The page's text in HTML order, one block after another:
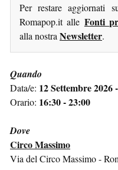
Per restare aggiornati
Romapop.it alle Fonti
alla nostra Newsletter.
Quando
Data/e: 12 Settembre 2026
Orario: 16:30 - 23:00
Dove
Circo Massimo
Via del Circo Massimo -